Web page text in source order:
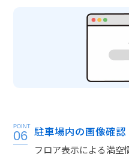
POINT
06 駐車場内の画像確認
フロア表示による満空